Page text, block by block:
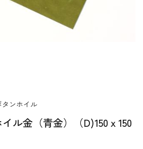
ル金（青金）（D)150ｘ150
ンホイル